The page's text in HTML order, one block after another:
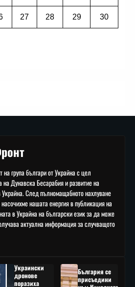
27 28 29 30
група българи от Украйна с цел
на Дунавска Бесарабия и развитие на
След пълномащабното нахлуване
нашата енергия в публикация на
в Украйна на български език за да може
актуална информация за случващото
Украински
дронове
поразиха
България се
присъедини